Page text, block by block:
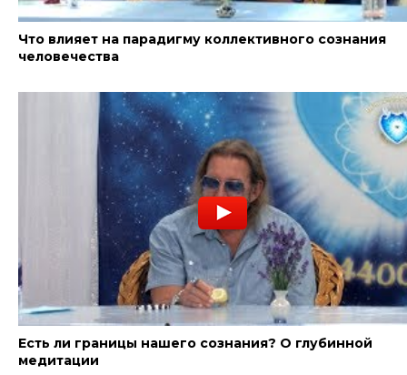
Что влияет на парадигму коллективного сознания
человечества
Есть ли границы нашего сознания? О глубинной
медитации